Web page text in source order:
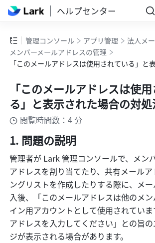
ヘルプセンター
管理コンソール アプリ管理
法人メ
メンバーメールアドレスの管理
「このメールアドレスは使用されている」と
「このメールアドレスは使
る」と表示された場合の対
閲覧時間数：4 分
問題の説明
管理者が Lark 管理コンソールで、メン
アドレスを割り当てたり、共有メール
ングリストを作成したりする際に、メ
入後、「このメールアドレスは他のメ
イン用アカウントとして使用されてい
アドレスを入力してください」との旨
ジが表示される場合があります。